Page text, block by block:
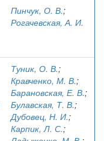
Пинчук, О. В.;
Рогачевская, А. И.
Туник, О. В.;
Кравченко, М. В.;
Барановская, Е. В.;
Булавская, Т. В.;
Дубовец, Н. И.;
Карпик, Л. С.;